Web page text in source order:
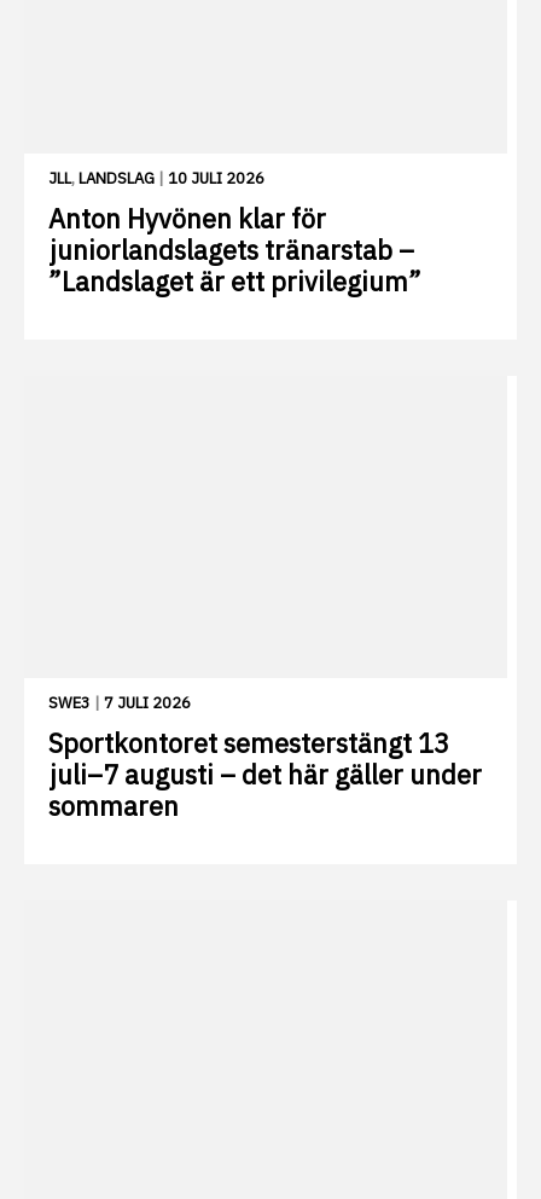
JLL,LANDSLAG | 10 JULI 2026
Anton Hyvönen klar för
juniorlandslagets tränarstab –
”Landslaget är ett privilegium”
SWE3 | 7 JULI 2026
Sportkontoret semesterstängt 13
juli–7 augusti – det här gäller under
sommaren